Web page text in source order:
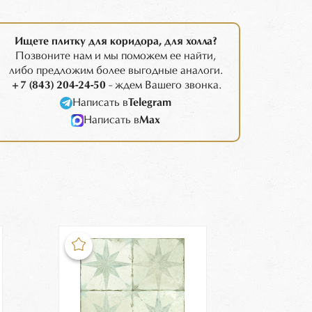
Ищете плитку для коридора, для холла?
Позвоните нам и мы поможем ее найти,
либо предложим более выгодные аналоги.
+7 (843) 204-24-50 - ждем Вашего звонка.
Написать вTelegram
Написать вMax